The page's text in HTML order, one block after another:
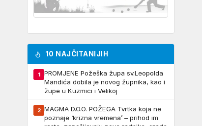
10 NAJČITANIJIH
1
PROMJENE Požeška župa sv.Leopolda
Mandića dobila je novog župnika, kao i
župe u Kuzmici i Velikoj
2 MAGMA D.O.O. POŽEGA Tvrtka koja ne
poznaje ‘krizna vremena’ – prihod im